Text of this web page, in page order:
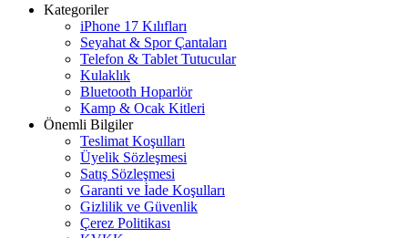
Kategoriler
iPhone 17 Kılıfları
Seyahat & Spor Çantaları
Telefon & Tablet Tutucular
Kulaklık
Bluetooth Hoparlör
Kamp & Ocak Kitleri
Önemli Bilgiler
Teslimat Koşulları
Üyelik Sözleşmesi
Satış Sözleşmesi
Garanti ve İade Koşulları
Gizlilik ve Güvenlik
Çerez Politikası